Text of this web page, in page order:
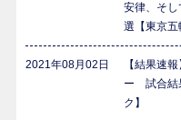
安律、そ
選【東京五
2021年08月02日
【結果速
ー 試合結
ク】